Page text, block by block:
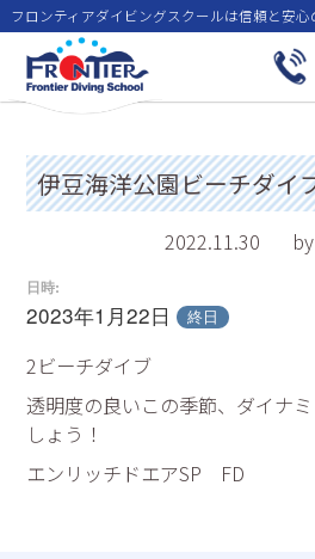
フロンティアダイビングスクールは信頼と安⼼の
伊豆海洋公園ビーチダイ
2022.11.30
日時:
2023年1月22日 終日
2ビーチダイブ
透明度の良いこの季節、ダイナ
しょう！
エンリッチドエアSP FD